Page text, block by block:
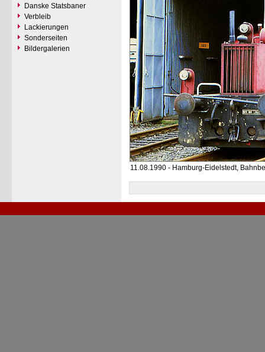
Danske Statsbaner
Verbleib
Lackierungen
Sonderseiten
Bildergalerien
11.08.1990 - Hamburg-Eidelstedt,